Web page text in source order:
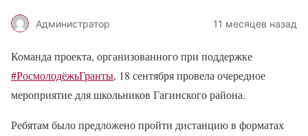
Администратор 11 месяцев назад
Команда проекта, организованного при поддержке
#РосмолодёжьГранты, 18 сентября провела очередное
мероприятие для школьников Гагинского района.
Ребятам было предложено пройти дистанцию в форматах